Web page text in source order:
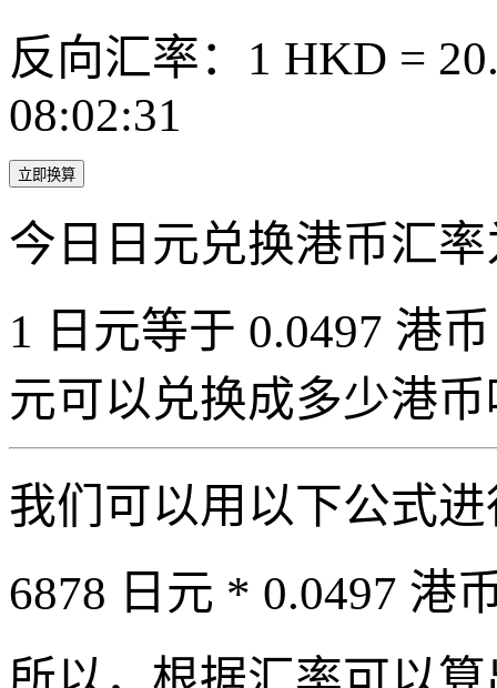
反向汇率：1 HKD =
08:02:31
立即换算
今日日元兑换港币汇
1 日元等于 0.0497 港
元可以兑换成多少港
我们可以用以下公式
6878 日元 * 0.0497 港